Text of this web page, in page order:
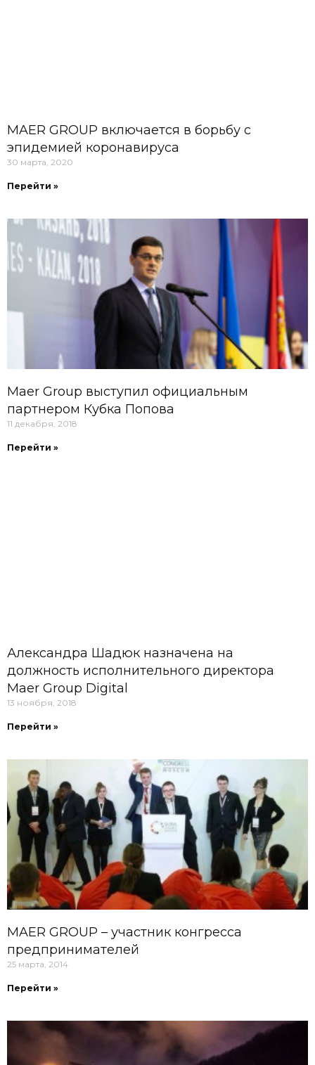
MAER GROUP включается в борьбу с
эпидемией коронавируса
30 марта, 2020
Перейти »
Maer Group выступил официальным
партнером Кубка Попова
11 декабря, 2018
Перейти »
Александра Шадюк назначена на
должность исполнительного директора
Maer Group Digital
13 ноября, 2018
Перейти »
MAER GROUP – участник конгресса
предпринимателей
25 марта, 2014
Перейти »